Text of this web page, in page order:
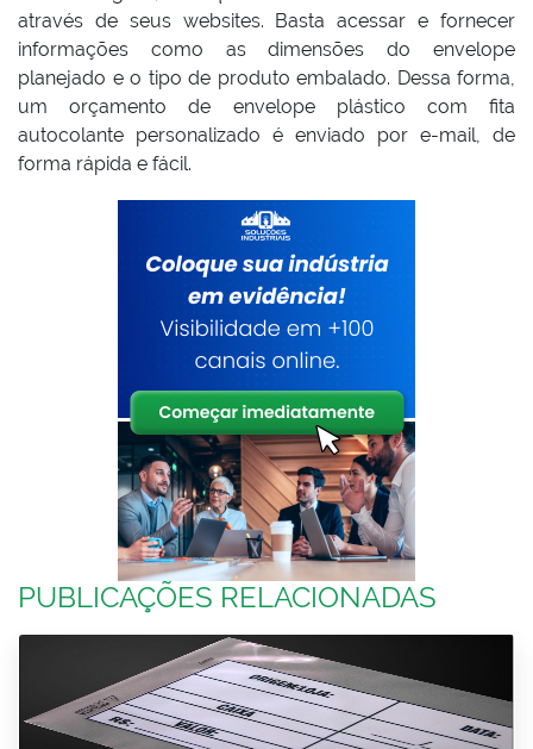
através de seus websites. Basta acessar e fornecer
informações como as dimensões do envelope
planejado e o tipo de produto embalado. Dessa forma,
um orçamento de envelope plástico com fita
autocolante personalizado é enviado por e-mail, de
forma rápida e fácil.
PUBLICAÇÕES RELACIONADAS